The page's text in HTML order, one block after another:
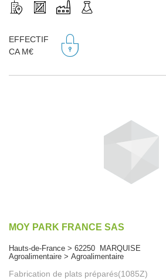
EFFECTIF
CA M€
MOY PARK FRANCE SAS
Hauts-de-France > 62250 MARQUISE
Agroalimentaire > Agroalimentaire
Fabrication de plats préparés(1085Z)